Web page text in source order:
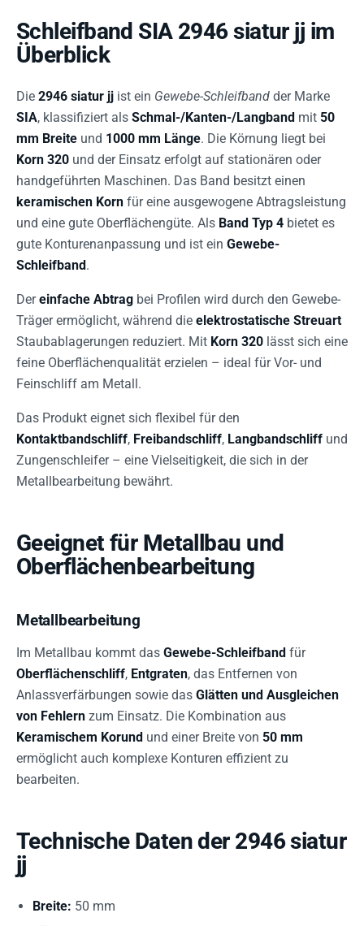
Schleifband SIA 2946 siatur jj im
Überblick
Die 2946 siatur jj ist ein Gewebe-Schleifband der Marke
SIA, klassifiziert als Schmal-/Kanten-/Langband mit 50
mm Breite und 1000 mm Länge. Die Körnung liegt bei
Korn 320 und der Einsatz erfolgt auf stationären oder
handgeführten Maschinen. Das Band besitzt einen
keramischen Korn für eine ausgewogene Abtragsleistung
und eine gute Oberflächengüte. Als Band Typ 4 bietet es
gute Konturenanpassung und ist ein Gewebe-
Schleifband.
Dereinfache Abtrag bei Profilen wird durch den Gewebe-
Träger ermöglicht, während die elektrostatische Streuart
Staubablagerungen reduziert. Mit Korn 320 lässt sich eine
feine Oberflächenqualität erzielen – ideal für Vor- und
Feinschliff am Metall.
Das Produkt eignet sich flexibel für den
Kontaktbandschliff, Freibandschliff, Langbandschliff und
Zungenschleifer – eine Vielseitigkeit, die sich in der
Metallbearbeitung bewährt.
Geeignet für Metallbau und
Oberflächenbearbeitung
Metallbearbeitung
Im Metallbau kommt das Gewebe-Schleifband für
Oberflächenschliff, Entgraten, das Entfernen von
Anlassverfärbungen sowie das Glätten und Ausgleichen
von Fehlern zum Einsatz. Die Kombination aus
Keramischem Korund und einer Breite von 50 mm
ermöglicht auch komplexe Konturen effizient zu
bearbeiten.
Technische Daten der 2946 siatur
jj
Breite: 50 mm